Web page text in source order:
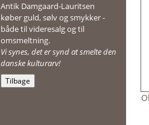
Antik Damgaard-Lauritsen
køber guld, sølv og smykker -
både til videresalg og til
omsmeltning.
Vi synes, det er synd at smelte den
danske kulturarv!
Tilbage